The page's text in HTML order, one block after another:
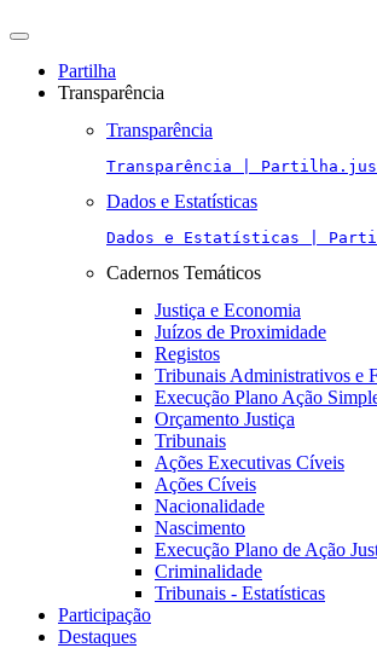
Toggle
navigationPartilha
Transparência
Transparência
Transparência |
Dados e Estatísticas
Dados e Estatísticas |
Cadernos Temáticos
Justiça e Economia
Juízos de Proximidade
Registos
Tribunais Administrativos e
Execução Plano Ação
Orçamento Justiça
Tribunais
Ações Executivas Cíveis
Ações Cíveis
Nacionalidade
Nascimento
Execução Plano de Ação
Criminalidade
Tribunais - Estatísticas
Participação
Destaques